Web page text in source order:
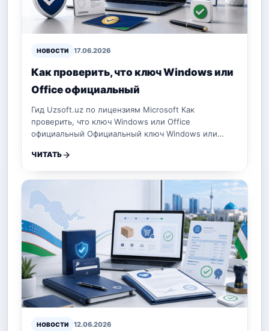
НОВОСТИ 17.06.2026
Как проверить, что ключ Windows или
Office официальный
Гид Uzsoft.uz по лицензиям Microsoft Как
проверить, что ключ Windows или Office
официальный Официальный ключ Windows или…
ЧИТАТЬ
НОВОСТИ 12.06.2026